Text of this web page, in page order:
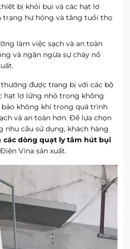
bị khỏi bụi và các hạt lơ
trạng hư hỏng và tăng tuổi thọ
làm việc sạch và an toàn
và ngăn ngừa sự cháy nổ
được trang bị với các bộ
hạt lơ lửng nhỏ trong không
không khí trong quá trình
và an toàn hơn. Để lựa chọn
nhu cầu sử dụng, khách hàng
các dòng quạt ly tâm hút bụi
Vina sản xuất.